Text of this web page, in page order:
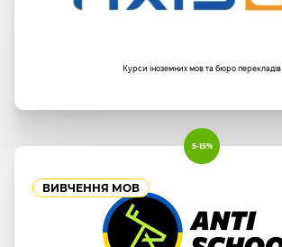
Курси іноземних мов та бюро перекладів
5-15%
ВИВЧЕННЯ МОВ